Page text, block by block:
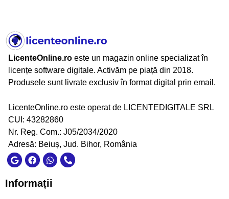
LicenteOnline.ro este un magazin online specializat în
licențe software digitale. Activăm pe piață din 2018.
Produsele sunt livrate exclusiv în format digital prin email.
LicenteOnline.ro este operat de LICENTEDIGITALE SRL
CUI: 43282860
Nr. Reg. Com.: J05/2034/2020
Adresă: Beiuș, Jud. Bihor, România
Informații